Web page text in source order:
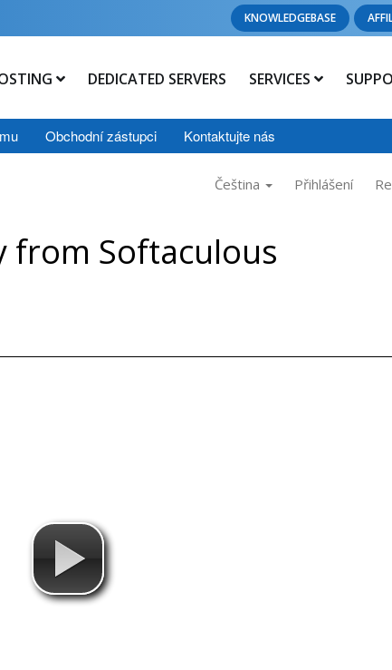
KNOWLEDGEBASE
DEDICATED SERVERS SERVICES
Obchodní zástupci Kontaktujte nás
Čeština Přihlášení
from Softaculous